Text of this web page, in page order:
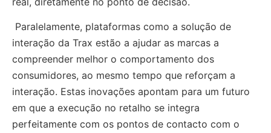
Paralelamente, plataformas como a solução de
interação da Trax estão a ajudar as marcas a
compreender melhor o comportamento dos
consumidores, ao mesmo tempo que reforçam a
interação. Estas inovações apontam para um futuro
em que a execução no retalho se integra
perfeitamente com os pontos de contacto com o